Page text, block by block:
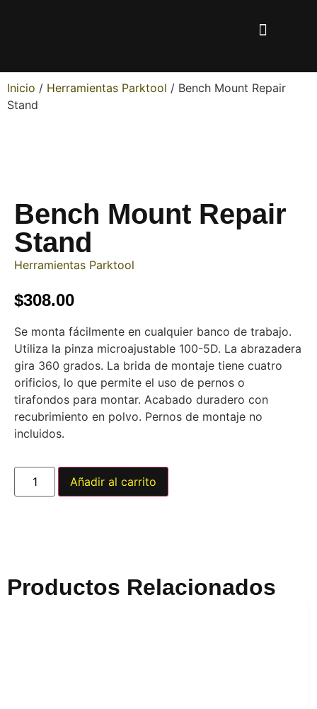
Inicio / Herramientas Parktool / Bench Mount Repair
Stand
Bench Mount Repair
Stand
Herramientas Parktool
$308.00
Se monta fácilmente en cualquier banco de trabajo.
Utiliza la pinza microajustable 100-5D. La abrazadera
gira 360 grados. La brida de montaje tiene cuatro
orificios, lo que permite el uso de pernos o
tirafondos para montar. Acabado duradero con
recubrimiento en polvo. Pernos de montaje no
incluidos.
Añadir al carrito
Productos Relacionados